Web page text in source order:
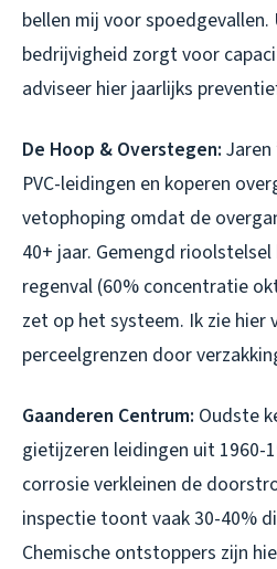
bellen mij voor
bedrijvigheid zorgt voor
adviseer hier jaarlijks
De Hoop & Overstegen: Jaren
PVC-leidingen en koperen
vetophoping omdat de
40+ jaar. Gemengd
regenval (60% concentratie
zet op het systeem. Ik zie hier
perceelgrenzen door
Gaanderen Centrum: Oudste
gietijzeren leidingen uit 1960-
corrosie verkleinen de
inspectie toont vaak 30-40%
Chemische ontstoppers zijn